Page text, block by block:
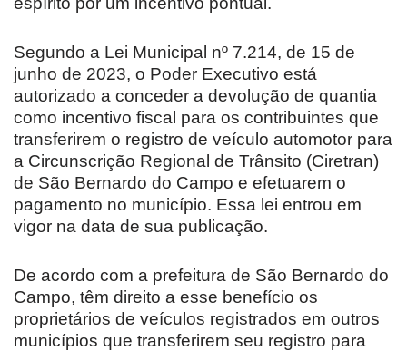
Segundo a Lei Municipal nº 7.214, de 15 de
junho de 2023, o Poder Executivo está
autorizado a conceder a devolução de quantia
como incentivo fiscal para os contribuintes que
transferirem o registro de veículo automotor para
a Circunscrição Regional de Trânsito (Ciretran)
de São Bernardo do Campo e efetuarem o
pagamento no município. Essa lei entrou em
vigor na data de sua publicação.
De acordo com a prefeitura de São Bernardo do
Campo, têm direito a esse benefício os
proprietários de veículos registrados em outros
municípios que transferirem seu registro para